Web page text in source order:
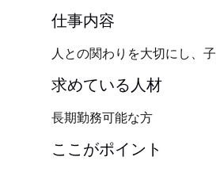
仕事内容
人との関わりを大切にし、
求めている人材
長期勤務可能な方
ここがポイント